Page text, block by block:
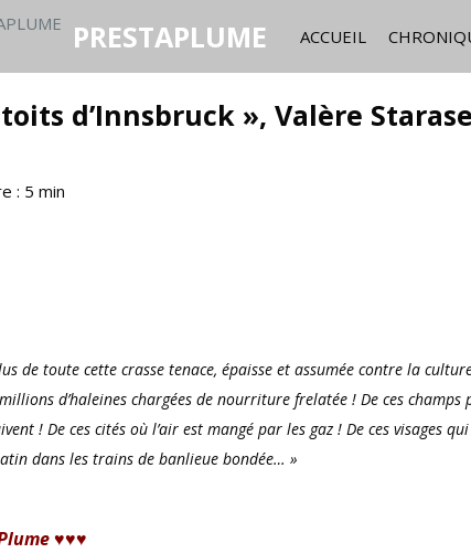
PRESTAPLUME ACCUEIL
d’Innsbruck », Valère
: 5 min
de toute cette crasse tenace, épaisse et assumée contre la
d’haleines chargées de nourriture frelatée ! De ces champs
! De ces cités où l’air est mangé par les gaz ! De ces visages
dans les trains de banlieue bondée… »
♥♥♥